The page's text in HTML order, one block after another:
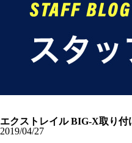
エクストレイル BIG-X取り付
2019/04/27